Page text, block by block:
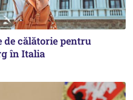
de călătorie pentru
în Italia